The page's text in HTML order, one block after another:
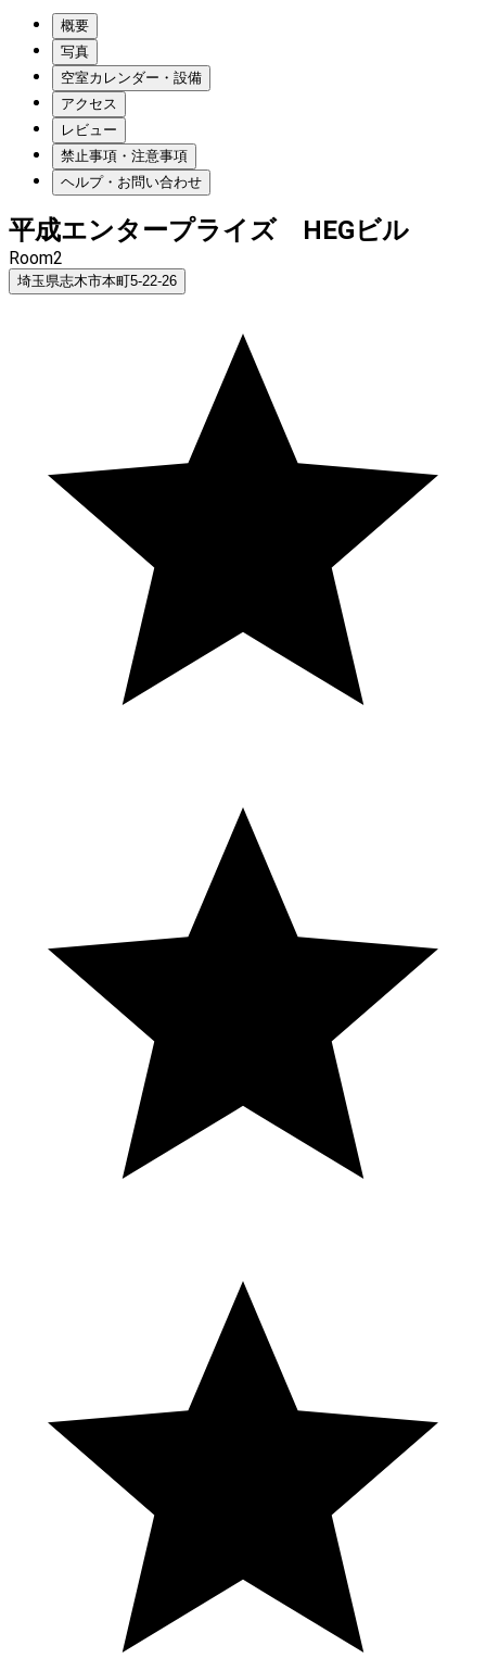
概要
写真
空室カレンダー・設備
アクセス
レビュー
禁止事項・注意事項
ヘルプ・お問い合わせ
平成エンタープライズ HEGビル
Room2
埼玉県志木市本町5-22-26